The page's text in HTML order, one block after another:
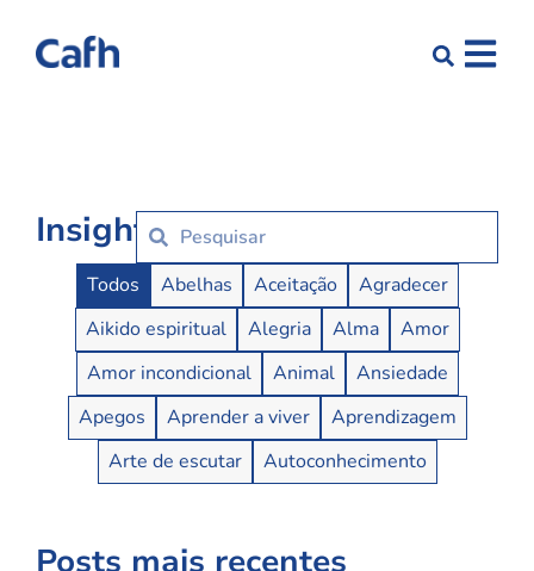
Insights
Insights Buttons
Todos Abelhas Aceitação
Agradecer
Aikido espiritual
Alegria Alma
Amor
Amor incondicional
Animal
Ansiedade
Apegos
Aprender a viver
Aprendizagem
Arte de escutar
Autoconhecimento
Posts mais recentes